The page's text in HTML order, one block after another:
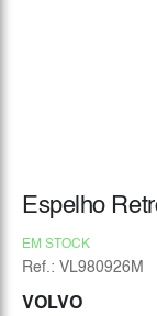
Espelho
EM STOCK
Ref.: VL980926M
VOLVO